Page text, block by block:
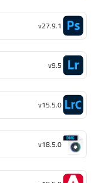
v27.9.1
v9.5
v15.5.0
v18.5.0